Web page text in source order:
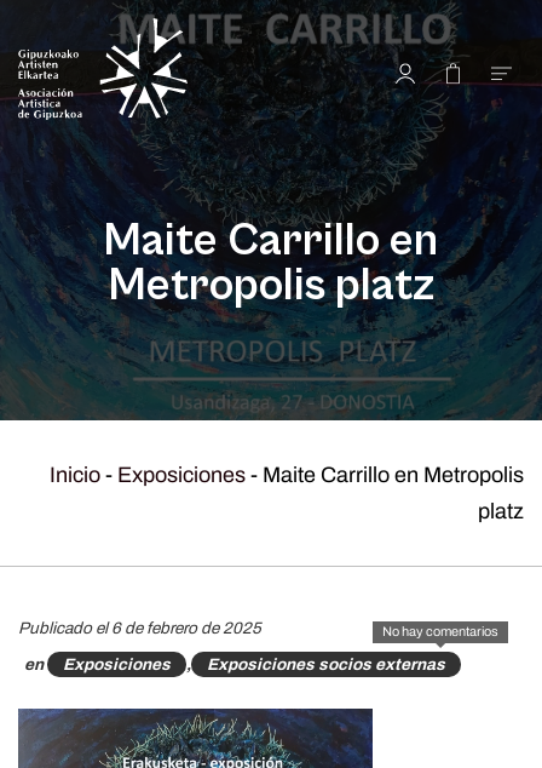
Maite Carrillo en
Metropolis platz
Inicio - Exposiciones - Maite Carrillo en Metropolis
platz
No hay comentarios
Publicado el 6 de febrero de 2025
en
Exposiciones , Exposiciones socios externas